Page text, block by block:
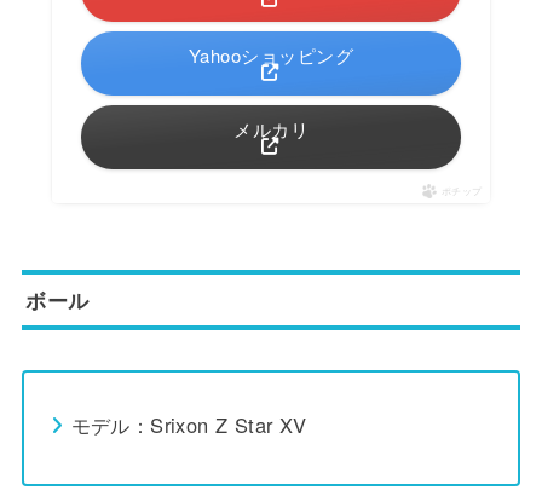
Yahooショッピング
メルカリ
ポチップ
ボール
モデル：Srixon Z Star XV